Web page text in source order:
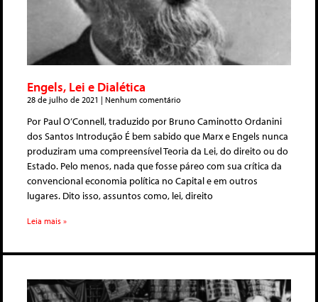
Engels, Lei e Dialética
28 de julho de 2021 Nenhum comentário
Por Paul O’Connell, traduzido por Bruno Caminotto Ordanini
dos Santos Introdução É bem sabido que Marx e Engels nunca
produziram uma compreensível Teoria da Lei, do direito ou do
Estado. Pelo menos, nada que fosse páreo com sua crítica da
convencional economia política no Capital e em outros
lugares. Dito isso, assuntos como, lei, direito
Leia mais »